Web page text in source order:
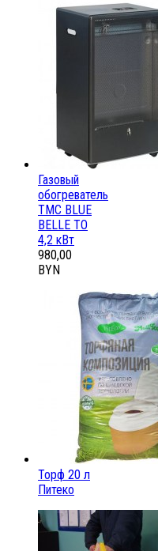
Газовый
обогреватель
ТМС BLUE
BELLE ТО
4,2 кВт
980,00
BYN
Торф 20 л
Питеко